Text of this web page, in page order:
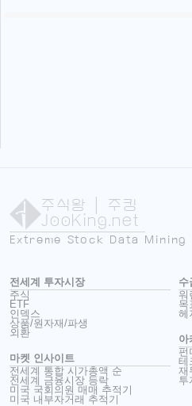
주식왕 | 주킹
JooKing.net
Extreme Stock Data Mining
전세계 투자시장
주식
ETF
인덱스
상품/원자재/파생
외환
마켓 인사이트
전세계 통합 시가총액 순
전세계 금융시장 등락
미국 국회의원 매매 추적기
미국 내부자거래 추적기
수
워
목
헤
아
펀
테
재
투